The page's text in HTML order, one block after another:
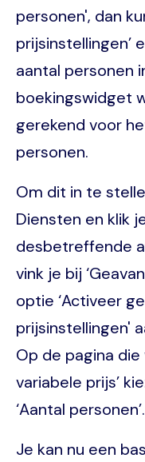
personen', dan
prijsinstellingen’
aantal personen
boekingswidget
gerekend voor
personen.
Om dit in te
Diensten en klik
desbetreffende
vink je bij
optie ‘Activeer
prijsinstellingen'
Op de pagina die
variabele prijs’
‘Aantal personen’.
Je kan nu een